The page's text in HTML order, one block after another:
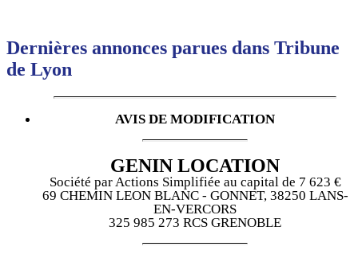
Dernières annonces parues dans Tribune
de Lyon
AVIS DE MODIFICATION
GENIN LOCATION
Société par Actions Simplifiée au capital de 7 623 €
69 CHEMIN LEON BLANC - GONNET, 38250 LANS-
EN-VERCORS
325 985 273 RCS GRENOBLE